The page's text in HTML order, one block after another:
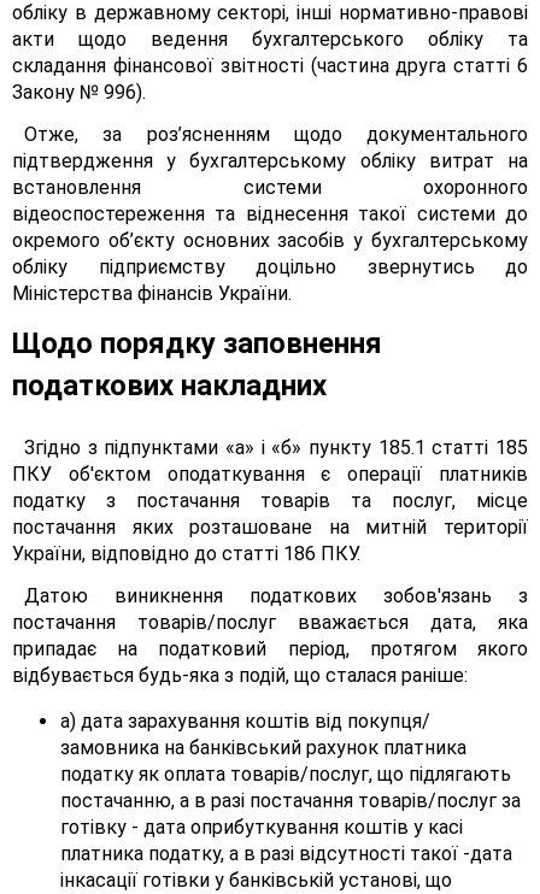
обліку в державному секторі, інші нормативно-правові
акти щодо ведення бухгалтерського обліку та
складання фінансової звітності (частина друга статті 6
Закону № 996).
Отже, за роз’ясненням щодо документального
підтвердження у бухгалтерському обліку витрат на
встановлення системи охоронного
відеоспостереження та віднесення такої системи до
окремого об’єкту основних засобів у бухгалтерському
обліку підприємству доцільно звернутись до
Міністерства фінансів України.
Щодо порядку заповнення
податкових накладних
Згідно з підпунктами «а» і «б» пункту 185.1 статті 185
ПКУ об'єктом оподаткування є операції платників
податку з постачання товарів та послуг, місце
постачання яких розташоване на митній території
України, відповідно до статті 186 ПКУ.
Датою виникнення податкових зобов'язань з
постачання товарів/послуг вважається дата, яка
припадає на податковий період, протягом якого
відбувається будь-яка з подій, що сталася раніше:
а) дата зарахування коштів від покупця/
замовника на банківський рахунок платника
податку як оплата товарів/послуг, що підлягають
постачанню, а в разі постачання товарів/послуг за
готівку - дата оприбуткування коштів у касі
платника податку, а в разі відсутності такої -дата
інкасації готівки у банківській установі, що